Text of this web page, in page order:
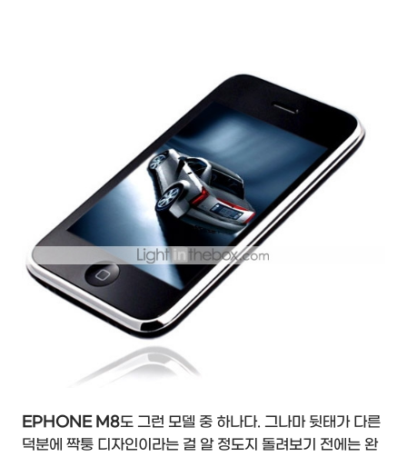
EPHONE M8도 그런 모델 중 하나다. 그나마 뒷태가 다른
덕분에 짝퉁 디자인이라는 걸 알 정도지 돌려보기 전에는 완